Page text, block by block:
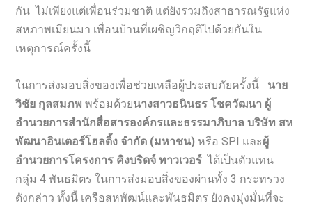
กัน ไม่เพียงแต่เพื่อนร่วมชาติ แต่ยังรวมถึงสาธารณรัฐแห่ง
สหภาพเมียนมา เพื่อนบ้านที่เผชิญวิกฤติไปด้วยกันใน
เหตุการณ์ครั้งนี้
ในการส่งมอบสิ่งของเพื่อช่วยเหลือผู้ประสบภัยครั้งนี้ นาย
วิชัย กุลสมภพ พร้อมด้วยนางสาวธนินธร โชควัฒนา ผู้
อำนวยการสำนักสื่อสารองค์กรและธรรมาภิบาล บริษัท สห
พัฒนาอินเตอร์โฮลดิ้ง จำกัด (มหาชน) หรือ SPI และผู้
อำนวยการโครงการ คิงบริดจ์ ทาวเวอร์ ได้เป็นตัวแทน
กลุ่ม 4 พันธมิตร ในการส่งมอบสิ่งของผ่านทั้ง 3 กระทรวง
ดังกล่าว ทั้งนี้ เครือสหพัฒน์และพันธมิตร ยังคงมุ่งมั่นที่จะ